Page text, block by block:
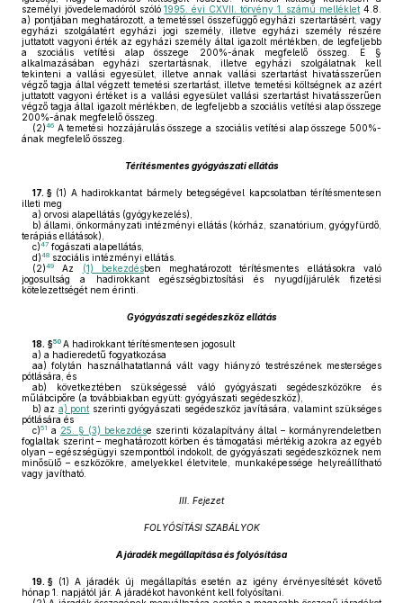
személyi jövedelemadóról szóló1995. évi CXVII. törvény 1. számú melléklet 4.8.
a) pontjában meghatározott, a temetéssel összefüggő egyházi szertartásért, vagy
egyházi szolgálatért egyházi jogi személy, illetve egyházi személy részére
juttatott vagyoni érték az egyházi személy által igazolt mértékben, de legfeljebb
a szociális vetítési alap összege 200%-ának megfelelő összeg. E §
alkalmazásában egyházi szertartásnak, illetve egyházi szolgálatnak kell
tekinteni a vallási egyesület, illetve annak vallási szertartást hivatásszerűen
végző tagja által végzett temetési szertartást, illetve temetési költségnek az azért
juttatott vagyoni értéket is a vallási egyesület vallási szertartást hivatásszerűen
végző tagja által igazolt mértékben, de legfeljebb a szociális vetítési alap összege
200%-ának megfelelő összeg.
(2)46 A temetési hozzájárulás összege a szociális vetítési alap összege 500%-
ának megfelelő összeg.
Térítésmentes gyógyászati ellátás
17. § (1) A hadirokkantat bármely betegségével kapcsolatban térítésmentesen
illeti meg
a) orvosi alapellátás (gyógykezelés),
b) állami, önkormányzati intézményi ellátás (kórház, szanatórium, gyógyfürdő,
terápiás ellátások),
c)47 fogászati alapellátás,
d)48 szociális intézményi ellátás.
(2)49 Az (1) bekezdésben meghatározott térítésmentes ellátásokra való
jogosultság a hadirokkant egészségbiztosítási és nyugdíjjárulék fizetési
kötelezettségét nem érinti.
Gyógyászati segédeszköz ellátás
18. §50 A hadirokkant térítésmentesen jogosult
a) a hadieredetű fogyatkozása
aa) folytán használhatatlanná vált vagy hiányzó testrészének mesterséges
pótlására, és
ab) következtében szükségessé váló gyógyászati segédeszközökre és
műlábcipőre (a továbbiakban együtt: gyógyászati segédeszköz),
b) az a) pont szerinti gyógyászati segédeszköz javítására, valamint szükséges
pótlására és
c)51 a 25. § (3) bekezdése szerinti közalapítvány által – kormányrendeletben
foglaltak szerint – meghatározott körben és támogatási mértékig azokra az egyéb
olyan – egészségügyi szempontból indokolt, de gyógyászati segédeszköznek nem
minősülő – eszközökre, amelyekkel életvitele, munkaképessége helyreállítható
vagy javítható.
III. Fejezet
FOLYÓSÍTÁSI SZABÁLYOK
A járadék megállapítása és folyósítása
19. § (1) A járadék új megállapítás esetén az igény érvényesítését követő
hónap 1. napjától jár. A járadékot havonként kell folyósítani.